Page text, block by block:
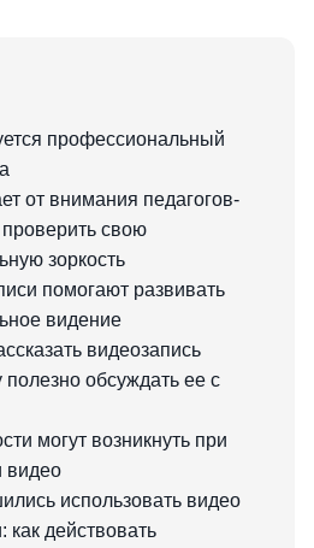
профессиональный
от внимания педагогов-
проверить свою
зоркость
помогают развивать
видение
видеозапись
полезно обсуждать ее с
могут возникнуть при
видео
использовать видео
как действовать